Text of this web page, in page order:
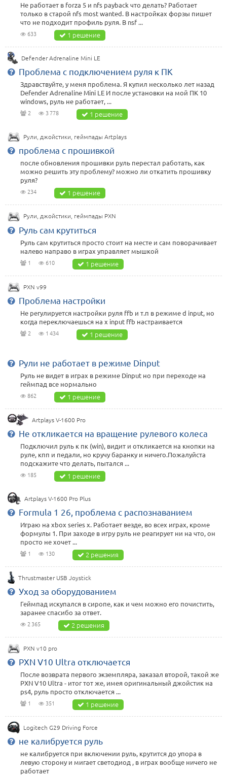
Не работает в forza 5 и nfs payback что делать? Работает
только в старой nfs most wanted. В настройках форзы пишет
что не подходит профиль руля. В nsf ...
633 1 решение
Defender Adrenaline Mini LE
Проблема с подключением руля к ПК
Здравствуйте, у меня проблема. Я купил несколько лет назад
Defender Adrenaline Mini LE И после установки на мой ПК 10
windows, руль не работает, ...
2 3 778 1 решение
Рули, джойстики, геймпады Artplays
проблема с прошивкой
после обновления прошивки руль перестал работать, как
можно решить эту проблему? можно ли откатить прошивку
руля?
234 1 решение
Рули, джойстики, геймпады PXN
Руль сам крутиться
Руль сам крутиться просто стоит на месте и сам поворачивает
налево направо в играх управляет мышкой
1 610 1 решение
PXN v99
Проблема настройки
Не регулируется настройки руля ffb и т.п в режиме d input, но
когда переключаешься на x input ffb настраивается
2 1 434 1 решение
Рули не работает в режиме Dinput
Руль не видет в играх в режиме Dinput но при переходе на
геймпад все нормально
862 1 решение
Artplays V-1600 Pro
Не откликается на вращение рулевого колеса
Подключил руль к пк (win), видит и откликается на кнопки на
руле, кпп и педали, но кручу баранку и ничего.Пожалуйста
подскажите что делать, пытался ...
185 1 решение
Artplays V-1600 Pro Plus
Formula 1 26, проблема с распознаванием
Играю на xbox series x. Работает везде, во всех играх, кроме
формулы 1. При заходе в игру руль не реагирует ни на что, он
просто не хочет ...
1 130 2 решения
Thrustmaster USB Joystick
Уход за оборудованием
Геймпад искупался в сиропе, как и чем можно его почистить,
заранее спасибо за ответ.
2 365 2 решения
PXN v10 pro
PXN V10 Ultra отключается
После возврата первого экземпляра, заказал второй, такой же
PXN V10 Ultra - итог тот же, имея оригинальный джойстик на
ps4, руль просто отключается ...
1 351 1 решение
Logitech G29 Driving Force
не калибруется руль
не калибруется при включении руль, крутится до упора в
левую сторону и мигает светодиод , в играх вообще ничего не
работает